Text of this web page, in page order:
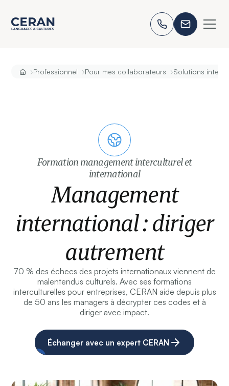
›Professionnel ›Pour mes collaborateurs ›Solutions
Formation management interculturel et
international
Management
international : diriger
autrement
70 % des échecs des projets internationaux viennent de
malentendus culturels. Avec ses formations
interculturelles pour entreprises, CERAN aide depuis plus
de 50 ans les managers à décrypter ces codes et à
diriger avec impact.
Échanger avec un expert CERAN